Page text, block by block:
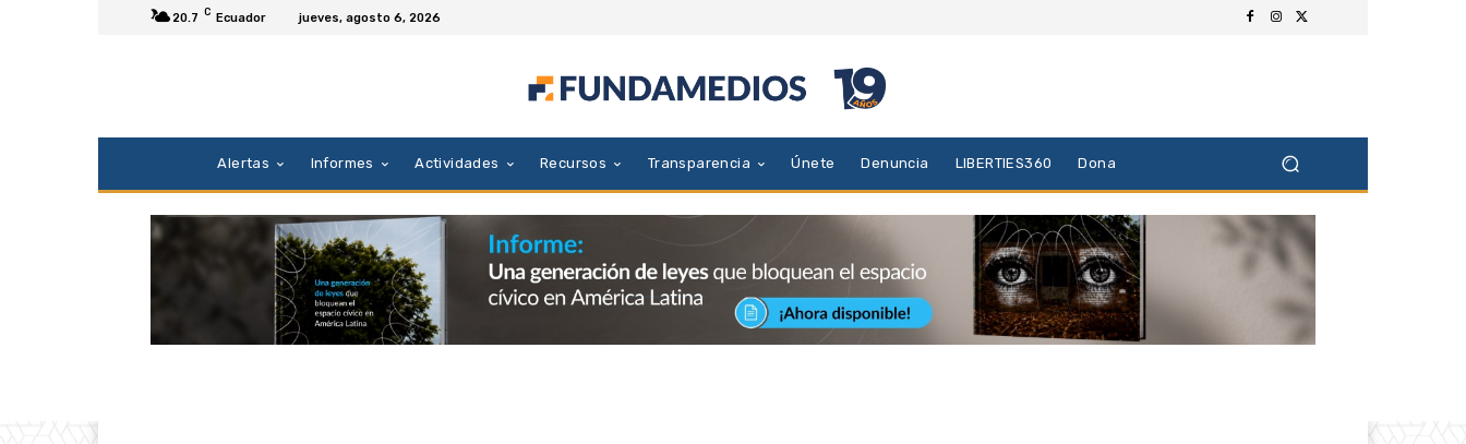
20.7 C Ecuador jueves, agosto 6, 2026
Alertas Informes Actividades Recursos Transparencia Únete Denuncia LIBERTIES360 Dona